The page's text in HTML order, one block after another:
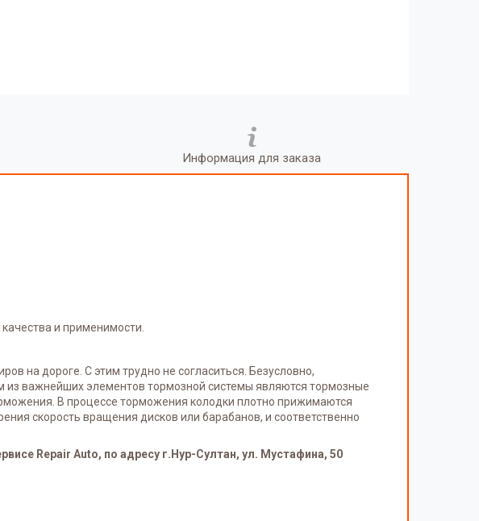
Информация для заказа
и применимости.
на дороге. С этим трудно не согласиться. Безусловно,
важнейших элементов тормозной системы являются тормозные
В процессе торможения колодки плотно прижимаются
скорость вращения дисков или барабанов, и соответственно
Repair Auto, по адресу г.Нур-Султан, ул. Мустафина, 50